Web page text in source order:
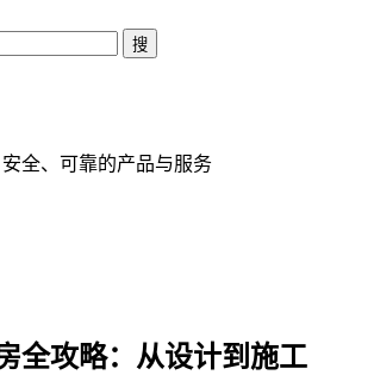
全、可靠的产品与服务
全攻略：从设计到施工